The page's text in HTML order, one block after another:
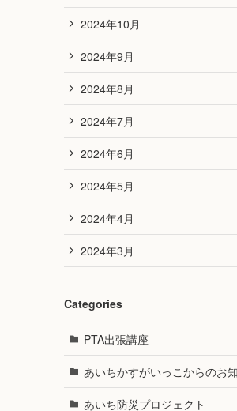
2024年10月
2024年9月
2024年8月
2024年7月
2024年6月
2024年5月
2024年4月
2024年3月
Categories
PTA出張講座
あいちかすがいっこからのお
あいち防災プロジェクト